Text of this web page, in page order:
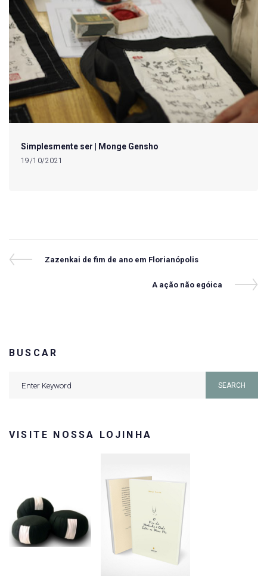
Simplesmente ser | Monge Gensho
19/10/2021
Navegação
Previous
Zazenkai de fim de ano em Florianópolis
Next
A ação não egóica
BUSCAR
SEARCH
VISITE NOSSA LOJINHA